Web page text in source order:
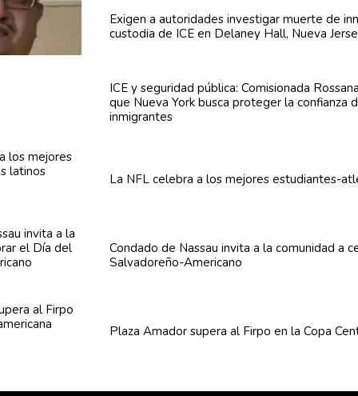
Exigen a autoridadesinvestigar muerte de
custodia de ICE en Delaney Hall, Nueva
ICE y seguridad pública: Comisionada
que Nueva York busca proteger la confianza
inmigrantes
La NFL celebra a los mejores estudiantes-
Condado de Nassau invita a la comunidad a
Salvadoreño-Americano
Plaza Amador supera al Firpo en la Copa